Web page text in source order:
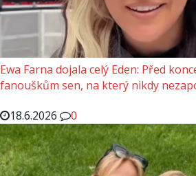
Ewa Farna dojala celý Eden: Před
fanouškům sen, na který nikdy
18.6.2026
0